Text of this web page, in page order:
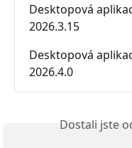
Desktopová
2026.3.15
Desktopová
2026.4.0
Dostali jste